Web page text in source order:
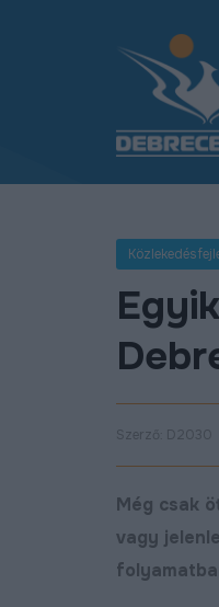
Szerző: D2030
Még csak
vagy